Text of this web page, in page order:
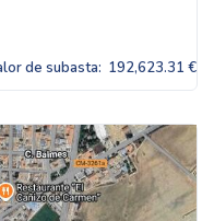
de subasta: 192,623.31 €